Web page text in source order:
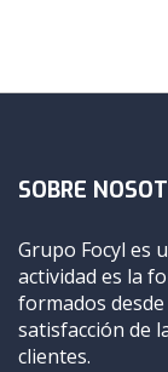
SOBRE
Grupo Focyl es
actividad es la
formados
satisfacción de
clientes.